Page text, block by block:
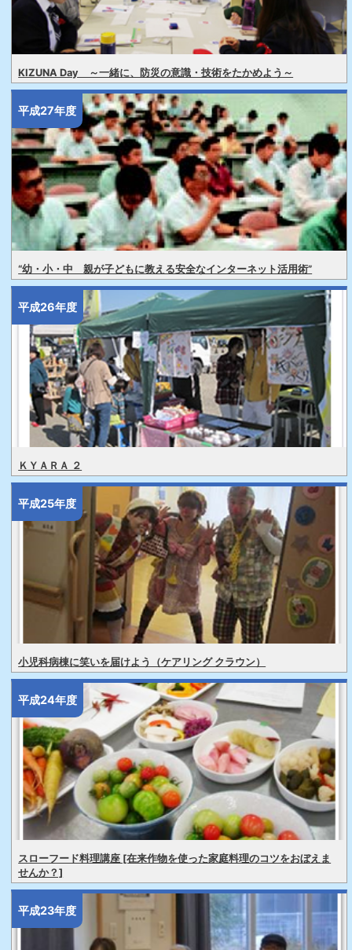
KIZUNA Day ～一緒に、防災の意識・技術をたかめよう～
平成27年度
“幼・小・中 親が子どもに教える安全なインターネット活用術”
平成26年度
ＫＹＡＲＡ ２
平成25年度
小児科病棟に笑いを届けよう（ケアリング クラウン）
平成24年度
スローフード料理講座 [在来作物を使った家庭料理のコツをおぼえま
せんか？]
平成23年度